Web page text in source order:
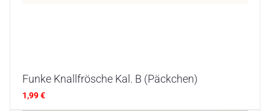
Funke Knallfrösche Kal. B (Päckchen)
1,99€